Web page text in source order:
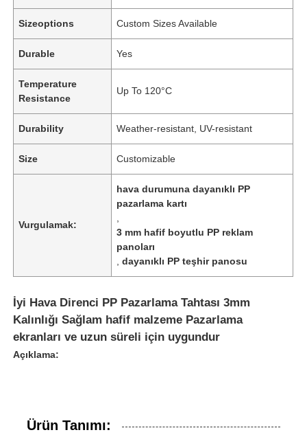
Sizeoptions Custom Sizes Available
Durable Yes
Temperature
Resistance
Up To 120°C
Durability Weather-resistant, UV-resistant
Size Customizable
Vurgulamak:
hava durumuna dayanıklı PP
pazarlama kartı
3 mm hafif boyutlu PP reklam
panoları
,dayanıklı PP teşhir panosu
İyi Hava Direnci PP Pazarlama Tahtası 3mm
Kalınlığı Sağlam hafif malzeme Pazarlama
ekranları ve uzun süreli için uygundur
Açıklama:
Ürün Tanımı: